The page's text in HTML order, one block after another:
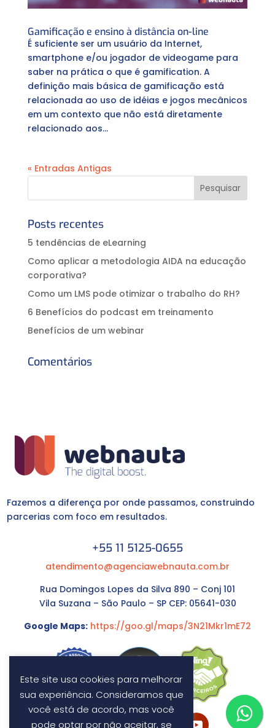
Gamificação e ensino à distância on-line
É suficiente ser um usuário da Internet,
smartphone e/ou jogador de videogame para
saber na prática o que é gamification. A
definição mais básica de gamificação está
relacionada ao uso de idéias e jogos mecânicos
em um contexto que não está diretamente
relacionado aos...
« Entradas Antigas
Posts recentes
5 tendências de eLearning
Como aplicar a metodologia AIDA na educação
corporativa?⠀
Como um LMS pode otimizar o trabalho do RH?
6 Benefícios do podcast em treinamento
Benefícios de um webinar
Comentários
Fazemos a diferença por onde passamos, construindo
parcerias com foco em resultados.
+55 11 5125-0655
atendimento@agenciawebnauta.com.br
Rua Domingos Lopes da Silva 890 – Conj 101
Vila Suzana – São Paulo – SP CEP: 05641-030
Google Maps: https://goo.gl/maps/3N21Mkr1mE72
Este site usa cookies para melhorar
sua experiência. Consideramos que
você está de acordo, mas você
pode optar por não aceitar, se